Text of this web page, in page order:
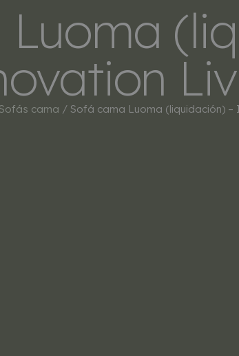
MARCAS
Sofás cama / Sofá cama Luoma (liquidación) –